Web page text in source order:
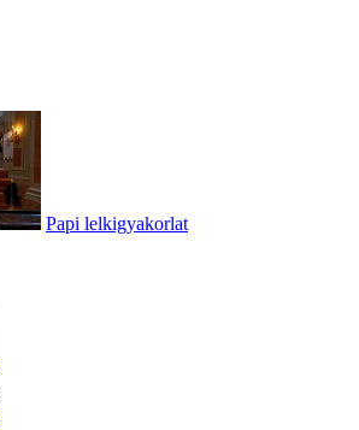
Papi lelkigyakorlat